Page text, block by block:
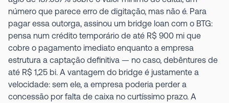
número que parece erro de digitação, mas não é. Para
pagar essa outorga, assinou um bridge loan com o BTG:
pensa num crédito temporário de até R$ 900 mi que
cobre o pagamento imediato enquanto a empresa
estrutura a captação definitiva — no caso, debêntures de
até R$ 1,25 bi. A vantagem do bridge é justamente a
velocidade: sem ele, a empresa poderia perder a
concessão por falta de caixa no curtíssimo prazo. A